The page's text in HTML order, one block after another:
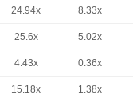
24.94x 8.33x
25.6x 5.02x
4.43x 0.36x
15.18x 1.38x